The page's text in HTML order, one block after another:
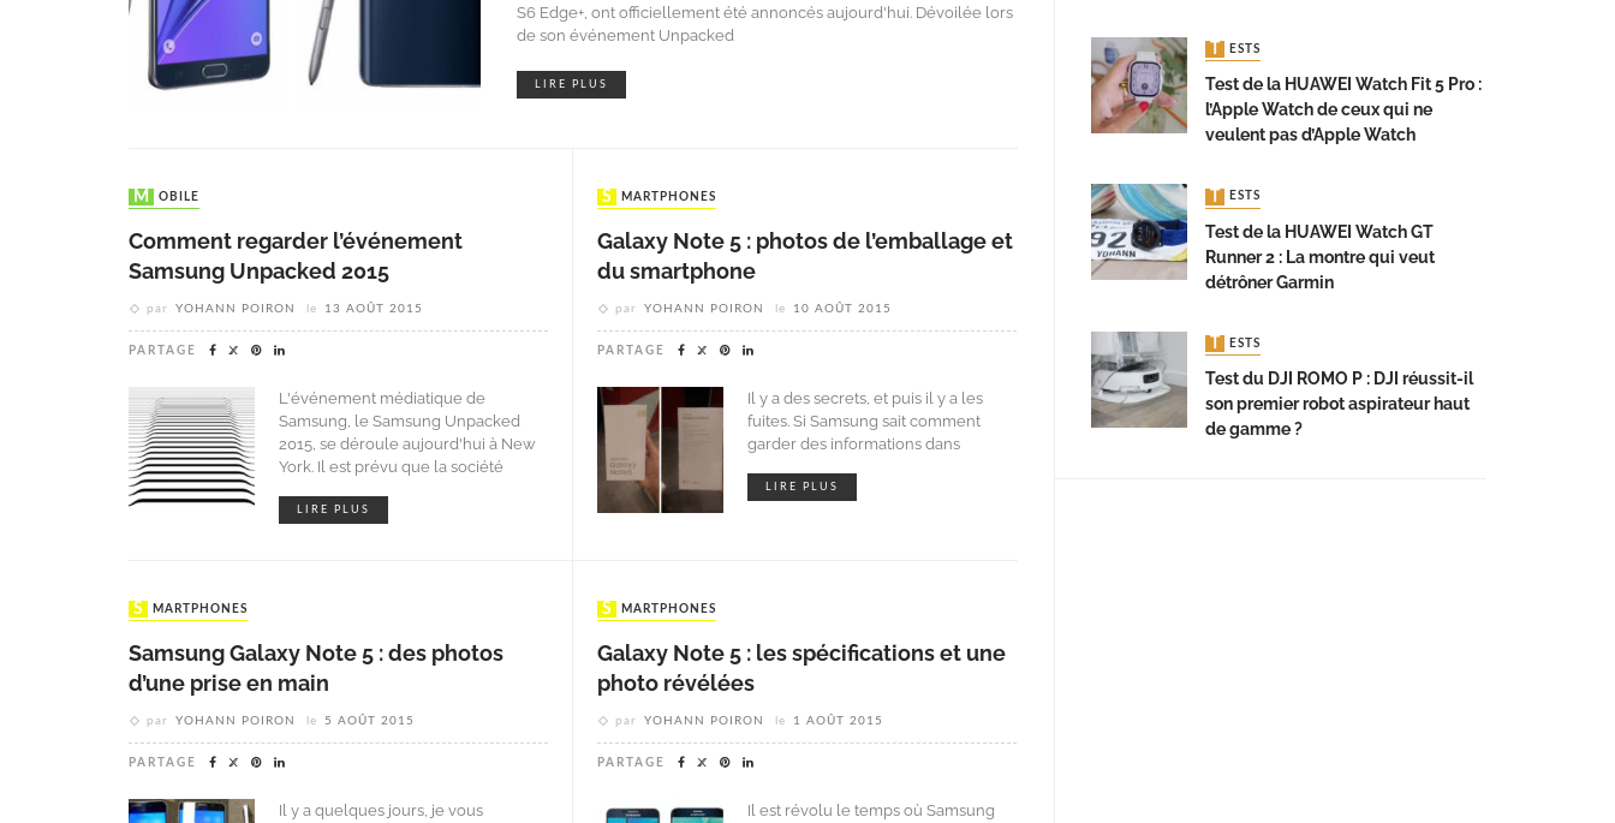
S6 Edge+, ont officiellement été annoncés aujourd'hui. Dévoilée lors
de son événement Unpacked
LIRE PLUS
MOBILE
Comment regarder l’événement
Samsung Unpacked 2015
par YOHANN POIRON le 13 AOÛT 2015
PARTAGE
L'événement médiatique de
Samsung, le Samsung Unpacked
2015, se déroule aujourd'hui à New
York. Il est prévu que la société
LIRE PLUS
SMARTPHONES
Galaxy Note 5 : photos de l’emballage et
du smartphone
par YOHANN POIRON le 10 AOÛT 2015
PARTAGE
Il y a des secrets, et puis il y a les
fuites. Si Samsung sait comment
garder des informations dans
LIRE PLUS
SMARTPHONES
Samsung Galaxy Note 5 : des photos
d’une prise en main
par YOHANN POIRON le 5 AOÛT 2015
PARTAGE
Il y a quelques jours, je vous
SMARTPHONES
Galaxy Note 5 : les spécifications et une
photo révélées
par YOHANN POIRON le 1 AOÛT 2015
PARTAGE
Il est révolu le temps où Samsung
TESTS
Test de la HUAWEI Watch Fit 5 Pro :
l’Apple Watch de ceux qui ne
veulent pas d’Apple Watch
TESTS
Test de la HUAWEI Watch GT
Runner 2 : La montre qui veut
détrôner Garmin
TESTS
Test du DJI ROMO P : DJI réussit-il
son premier robot aspirateur haut
de gamme ?